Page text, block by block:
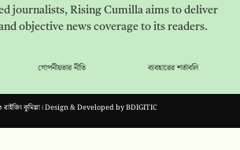
journalists, Rising Cumilla aims to deliver
objective news coverage to its readers.
গোপনীয়তার নীতি ব্যবহারের শর্তাবলি
রাইজিং কুমিল্লা। Design & Developed byBDIGITIC